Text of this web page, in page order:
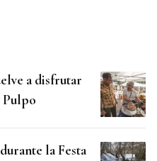
a disfrutar
Pulpo
la Festa